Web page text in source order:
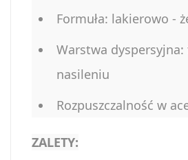
Formuła: lakierowo -
Warstwa
nasileniu
Rozpuszczalność w
ZALETY: